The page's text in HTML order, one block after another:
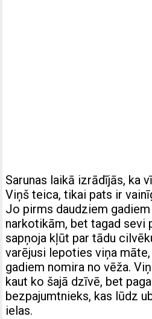
Sarunas laikā izrādījās, ka
Viņš teica, tikai pats ir
Jo pirms daudziem
narkotikām, bet tagad sevi
sapņoja kļūt par tādu
varējusi lepoties viņa
gadiem nomira no vēža.
kaut ko šajā dzīvē, bet
bezpajumtnieks, kas lūdz
ielas.